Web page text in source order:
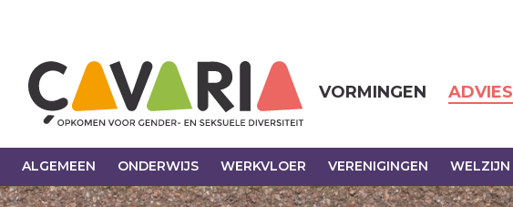
inhoud
gaan
VORMINGEN ADVIES
ALGEMEEN ONDERWIJS WERKVLOER VERENIGINGEN WELZIJN